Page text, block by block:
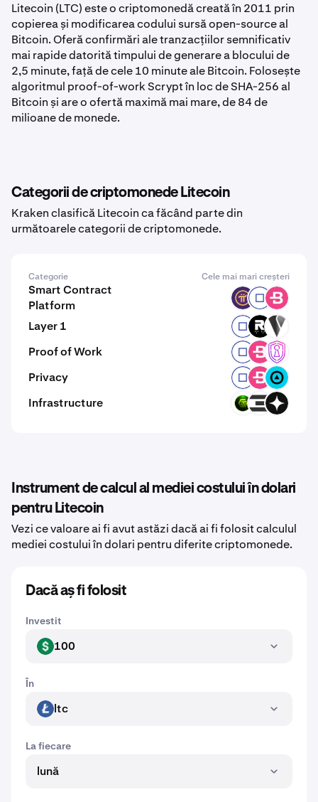
Litecoin (LTC) este o criptomonedă creată în 2011 prin
copierea și modificarea codului sursă open-source al
Bitcoin. Oferă confirmări ale tranzacțiilor semnificativ
mai rapide datorită timpului de generare a blocului de
2,5 minute, față de cele 10 minute ale Bitcoin. Folosește
algoritmul proof-of-work Scrypt în loc de SHA-256 al
Bitcoin și are o ofertă maximă mai mare, de 84 de
milioane de monede.
Categorii de criptomonede Litecoin
Kraken clasifică Litecoin ca făcând parte din
următoarele categorii de criptomonede.
Categorie Cele mai mari creșteri
Smart Contract
Platform
PI BCN
Layer 1 ROOT VEX
Proof of Work BCN SHA
Privacy BCN ZBT
Infrastructure GMRT TFT GIZA
Instrument de calcul al mediei costului în dolari
pentru Litecoin
Vezi ce valoare ai fi avut astăzi dacă ai fi folosit calculul
mediei costului în dolari pentru diferite criptomonede.
Dacă aș fi folosit
Investit
USD 100
În
LTC ltc
La fiecare
lună